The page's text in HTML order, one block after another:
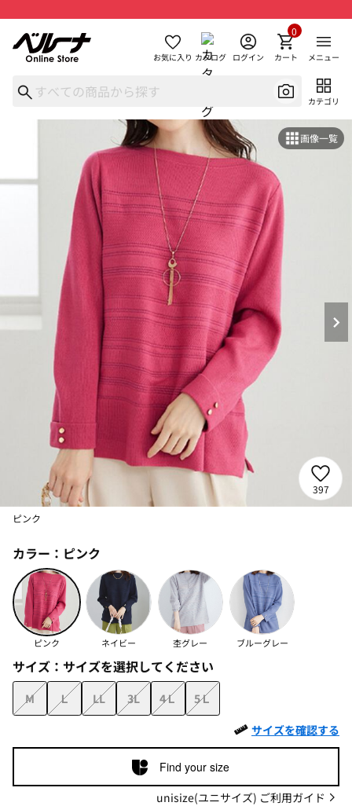
お気に入り カタログ ログイン カート
0
メニュー
カテゴリ
画像一覧
397
ピンク
カラー： ピンク
ピンク ネイビー 杢グレー ブルーグレー
サイズ： サイズを選択してください
M Ｌ LL 3L 4Ｌ
5Ｌ
サイズを確認する
Find your size
unisize(ユニサイズ) ご利用ガイド